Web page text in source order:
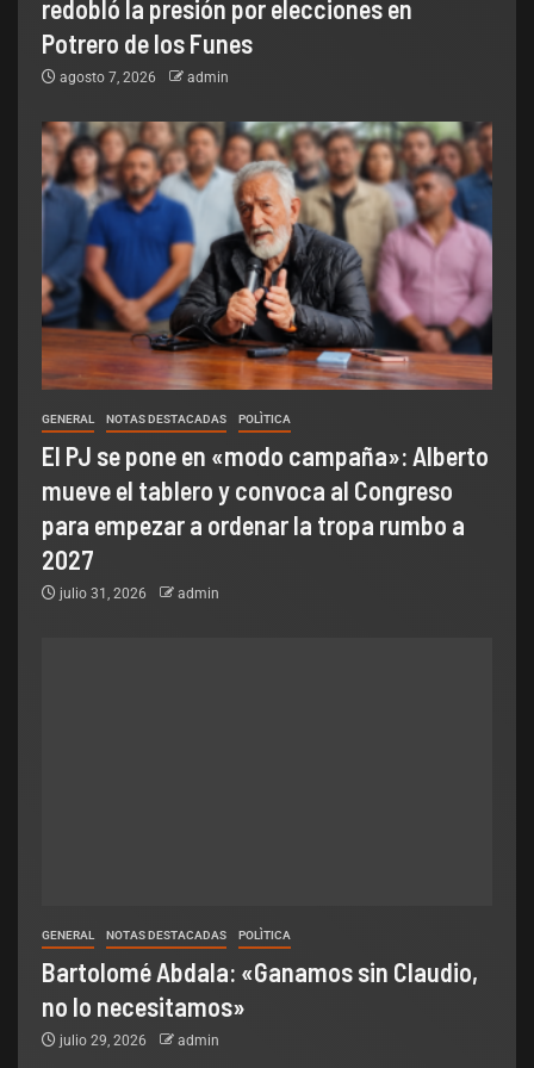
redobló la presión por elecciones en
Potrero de los Funes
agosto 7, 2026 admin
GENERAL NOTAS DESTACADAS POLÌTICA
El PJ se pone en «modo campaña»: Alberto
mueve el tablero y convoca al Congreso
para empezar a ordenar la tropa rumbo a
2027
julio 31, 2026 admin
GENERAL NOTAS DESTACADAS POLÌTICA
Bartolomé Abdala: «Ganamos sin Claudio,
no lo necesitamos»
julio 29, 2026 admin